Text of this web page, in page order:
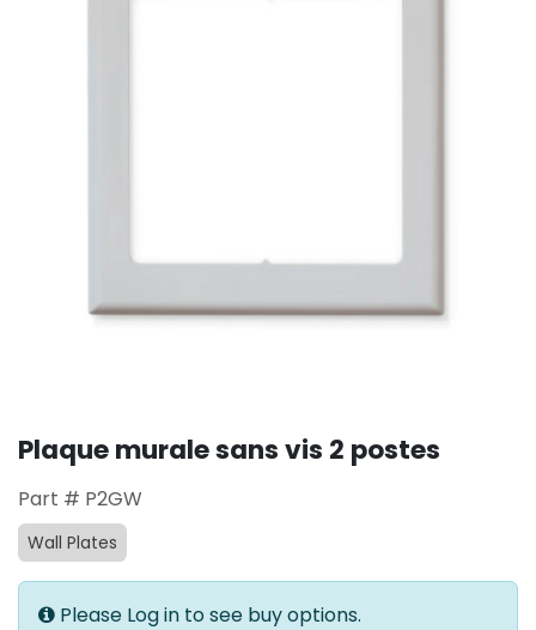
Plaque murale sans vis 2 postes
Part # P2GW
Wall Plates
Please Log in to see buy options.